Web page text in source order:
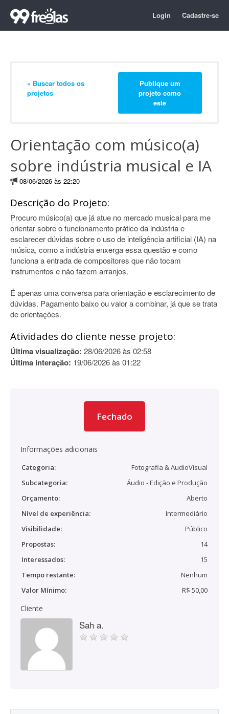
Login Cadastre-se
« Buscar todos os
projetos
Publique um
projeto como
este
Orientação com músico(a)
sobre indústria musical e IA
08/06/2026 às 22:20
Descrição do Projeto:
Procuro músico(a) que já atue no mercado musical para me
orientar sobre o funcionamento prático da indústria e
esclarecer dúvidas sobre o uso de inteligência artificial (IA) na
música, como a indústria enxerga essa questão e como
funciona a entrada de compositores que não tocam
instrumentos e não fazem arranjos.
É apenas uma conversa para orientação e esclarecimento de
dúvidas. Pagamento baixo ou valor a combinar, já que se trata
de orientações.
Atividades do cliente nesse projeto:
Última visualização: 28/06/2026 às 02:58
Última interação: 19/06/2026 às 01:22
Fechado
Informações adicionais
Categoria:
Fotografia & AudioVisual
Subcategoria:
Áudio - Edição e Produção
Orçamento:
Aberto
Nível de experiência:
Intermediário
Visibilidade:
Público
Propostas:
14
Interessados:
15
Tempo restante:
Nenhum
Valor Mínimo:
R$ 50,00
Cliente
Sah a.